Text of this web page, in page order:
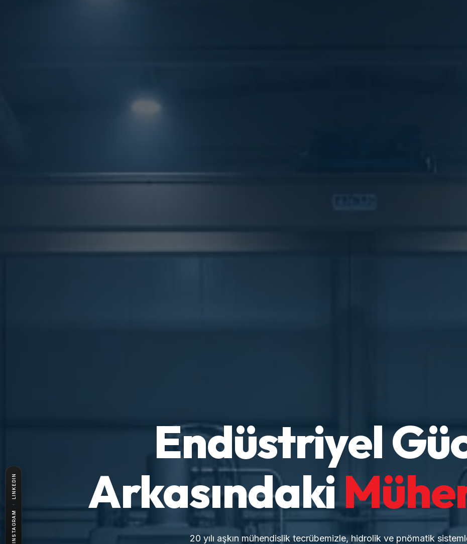
LINKEDIN
INSTAGRAM
Endüstriyel
Arkasındaki
20 yılı aşkın mühendislik tecrübemizle, hidrolik ve pnömatik